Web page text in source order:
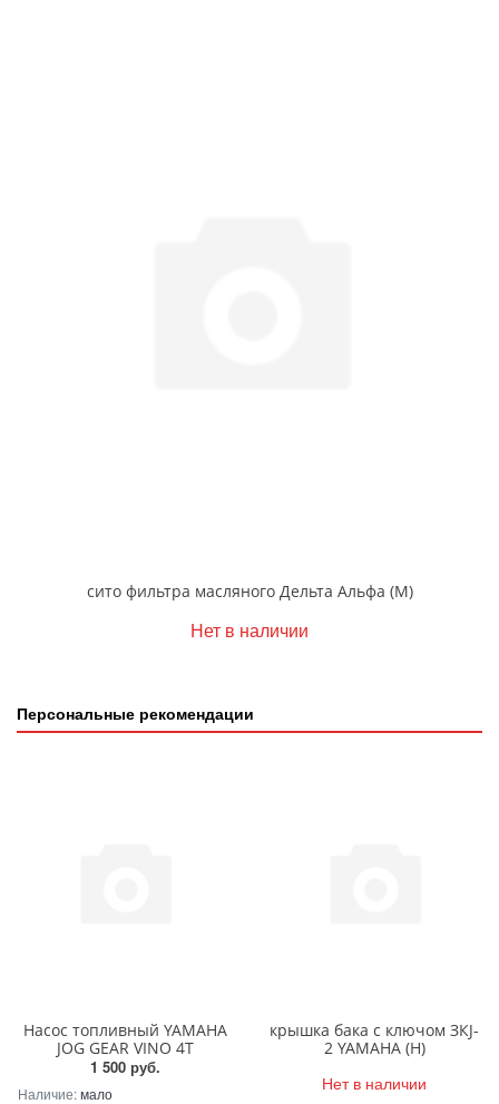
сито фильтра масляного Дельта Альфа (М)
Нет в наличии
Персональные рекомендации
Насос топливный YAMAHA
JOG GEAR VINO 4T
1 500 руб.
Наличие:мало
крышка бака с ключом ЗКJ-
2 YAMAHA (Н)
Нет в наличии